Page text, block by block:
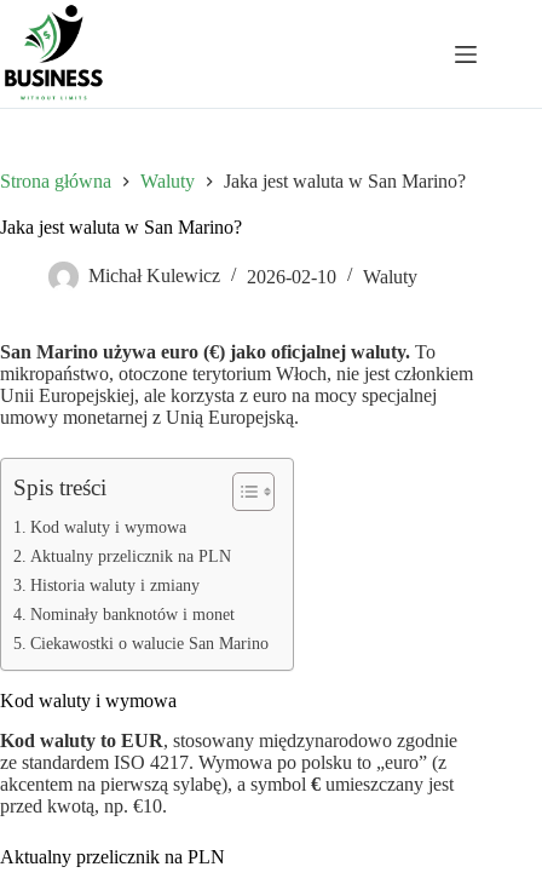
Przejdź
treści
Strona główna Waluty Jaka jest waluta w San Marino?
Jaka jest waluta w San Marino?
Michał Kulewicz 2026-02-10 Waluty
San Marino używa euro (€) jako oficjalnej waluty. To
mikropaństwo, otoczone terytorium Włoch, nie jest członkiem
Unii Europejskiej, ale korzysta z euro na mocy specjalnej
umowy monetarnej z Unią Europejską.
Spis treści
Kod waluty i wymowa
Aktualny przelicznik na PLN
Historia waluty i zmiany
Nominały banknotów i monet
Ciekawostki o walucie San Marino
Kod waluty i wymowa
Kod waluty to EUR, stosowany międzynarodowo zgodnie
ze standardem ISO 4217. Wymowa po polsku to „euro” (z
akcentem na pierwszą sylabę), a symbol € umieszczany jest
przed kwotą, np. €10.
Aktualny przelicznik na PLN